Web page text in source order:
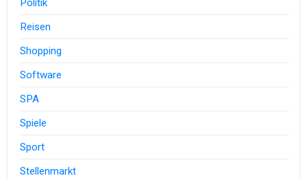
Politik
Reisen
Shopping
Software
SPA
Spiele
Sport
Stellenmarkt